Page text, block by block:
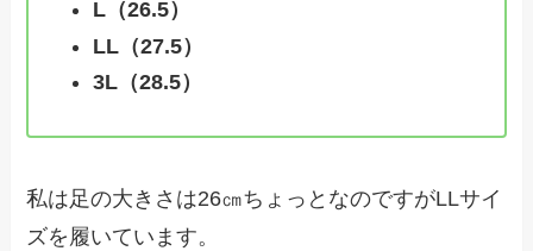
L（26.5）
LL（27.5）
3L（28.5）
私は足の大きさは26㎝ちょっとなのですがLLサイ
ズを履いています。